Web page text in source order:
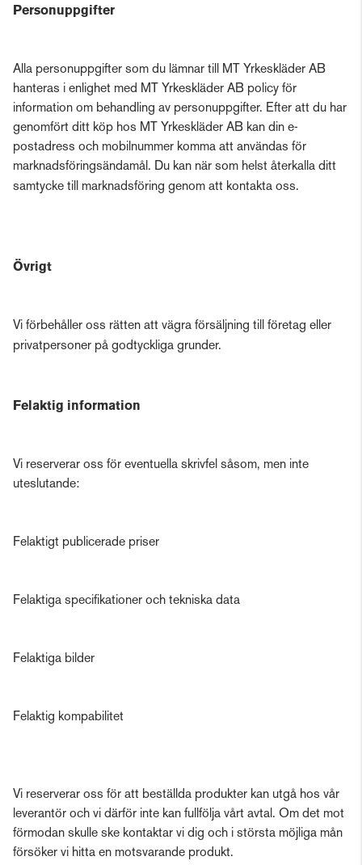
Personuppgifter
Alla personuppgifter som du lämnar till MT Yrkeskläder AB
hanteras i enlighet med MT Yrkeskläder AB policy för
information om behandling av personuppgifter. Efter att du har
genomfört ditt köp hos MT Yrkeskläder AB kan din e-
postadress och mobilnummer komma att användas för
marknadsföringsändamål. Du kan när som helst återkalla ditt
samtycke till marknadsföring genom att kontakta oss.
Övrigt
Vi förbehåller oss rätten att vägra försäljning till företag eller
privatpersoner på godtyckliga grunder.
Felaktig information
Vi reserverar oss för eventuella skrivfel såsom, men inte
uteslutande:
Felaktigt publicerade priser
Felaktiga specifikationer och tekniska data
Felaktiga bilder
Felaktig kompabilitet
Vi reserverar oss för att beställda produkter kan utgå hos vår
leverantör och vi därför inte kan fullfölja vårt avtal. Om det mot
förmodan skulle ske kontaktar vi dig och i största möjliga mån
försöker vi hitta en motsvarande produkt.